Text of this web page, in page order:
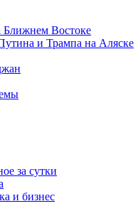
Ближнем Востоке
и Трампа на Аляске
за сутки
и бизнес